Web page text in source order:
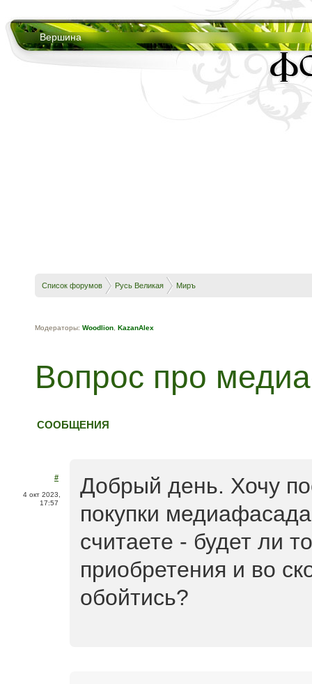
Вершина
Список форумов Русь Великая Миръ
Модераторы: Woodlion KazanAlex
Вопрос про
СООБЩЕНИЯ
#
4 окт 2023,
17:57
Добрый день. Хочу
покупки
считаете - будет ли
приобретения и во
обойтись?